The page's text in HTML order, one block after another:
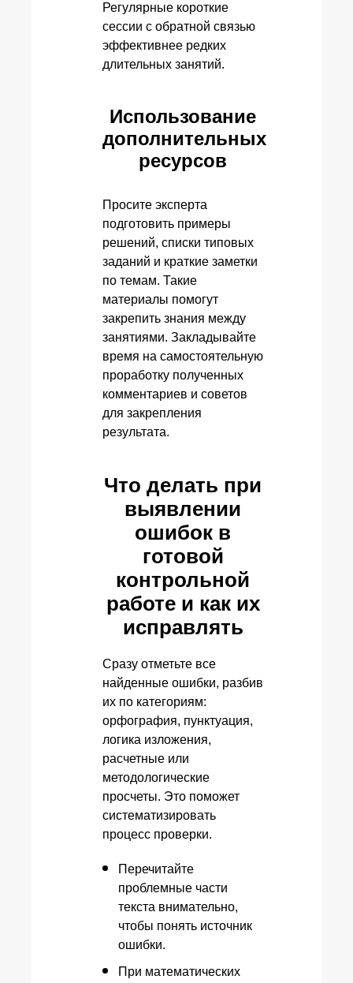
Регулярные короткие
сессии с обратной связью
эффективнее редких
длительных занятий.
Использование
дополнительных
ресурсов
Просите эксперта
подготовить примеры
решений, списки типовых
заданий и краткие заметки
по темам. Такие
материалы помогут
закрепить знания между
занятиями. Закладывайте
время на самостоятельную
проработку полученных
комментариев и советов
для закрепления
результата.
Что делать при
выявлении
ошибок в
готовой
контрольной
работе и как их
исправлять
Сразу отметьте все
найденные ошибки, разбив
их по категориям:
орфография, пунктуация,
логика изложения,
расчетные или
методологические
просчеты. Это поможет
систематизировать
процесс проверки.
Перечитайте
проблемные части
текста внимательно,
чтобы понять источник
ошибки.
При математических